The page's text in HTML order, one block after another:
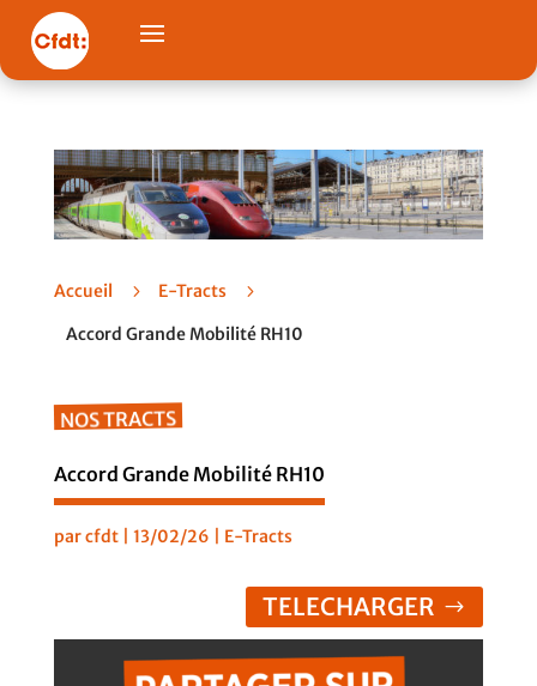
Accueil 5 E-Tracts
5
Accord Grande Mobilité RH10
NOS TRACTS
Accord Grande Mobilité RH10
parcfdt| 13/02/26 E-Tracts
TELECHARGER